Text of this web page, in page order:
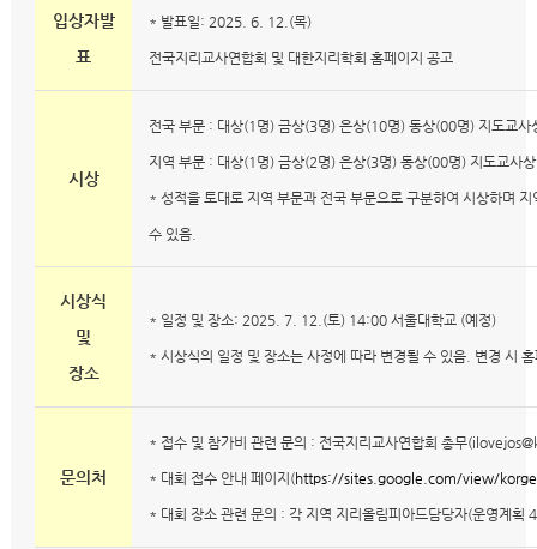
입상자발
표
* 발표일: 2025. 6. 12.(목)
전국지리교사연합회 및 대한지리학회 홈페이지 공고
시상
전국 부문 : 대상(1명) 금상(3명) 은상(10명) 동상(00명) 지도교사
지역 부문 : 대상(1명) 금상(2명) 은상(3명) 동상(00명) 지도교사
* 성적을 토대로 지역 부문과 전국 부문으로 구분하여 시상하며
수 있음.
시상식
및
장소
* 일정 및 장소: 2025. 7. 12.(토) 14:00 서울대학교 (예정)
* 시상식의 일정 및 장소는 사정에 따라 변경될 수 있음. 변경 시
문의처
* 접수 및 참가비 관련 문의 : 전국지리교사연합회 총무
* 대회 접수 안내 페이지(https://sites.google.com/view/
* 대회 장소 관련 문의 : 각 지역 지리올림피아드담당자(운영계획